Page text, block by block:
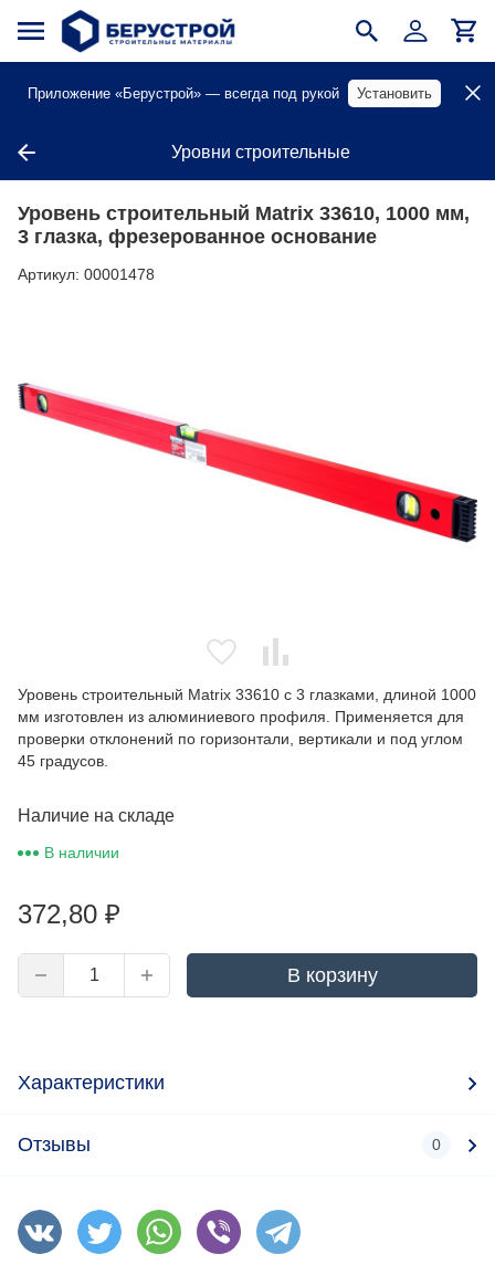
Приложение «Берустрой» — всегда под рукой Установить
Уровни строительные
Уровень строительный Matrix 33610, 1000 мм,
3 глазка, фрезерованное основание
Артикул: 00001478
Уровень строительный Matrix 33610 с 3 глазками, длиной 1000
мм изготовлен из алюминиевого профиля. Применяется для
проверки отклонений по горизонтали, вертикали и под углом
45 градусов.
Наличие на складе
В наличии
372,80 ₽
В корзину
Характеристики
Отзывы 0